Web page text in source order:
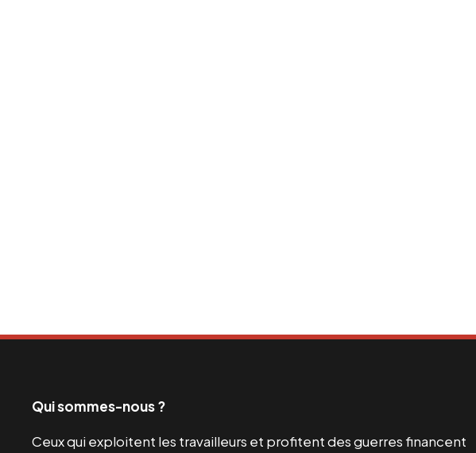
Qui sommes-nous ?
Ceux qui exploitent les travailleurs et profitent des guerres financent